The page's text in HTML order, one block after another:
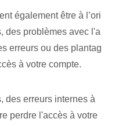
également être à l’ori
des problèmes avec l'a
erreurs ‌ou des plantag
à votre compte.
des erreurs internes à
perdre l'accès à votre